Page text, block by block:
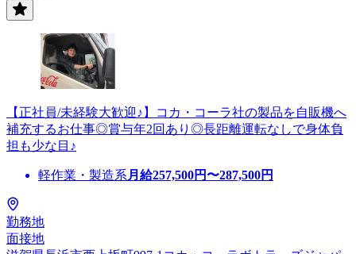
【正社員/未経験大歓迎♪】コカ・コーラ社の製品を自販機へ
補充するお仕事◎賞与年2回あり◎長距離運転なしで身体負
担も少な目♪
軽作業・製造系 月給257,500円〜287,500円
勤務地
面接地